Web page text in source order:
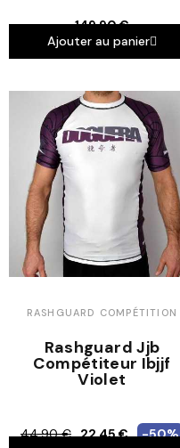
149,90 €
Ajouter au panier
RASHGUARD COMPÉTITION
Rashguard Jjb
Compétiteur Ibjjf
Violet
44,90 € 22,45 €
-50%